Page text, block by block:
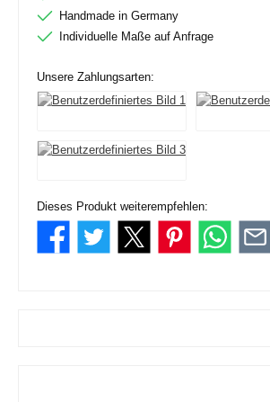
Handmade in Germany
Individuelle Maße auf Anfrage
Unsere Zahlungsarten:
Dieses Produkt weiterempfehlen: